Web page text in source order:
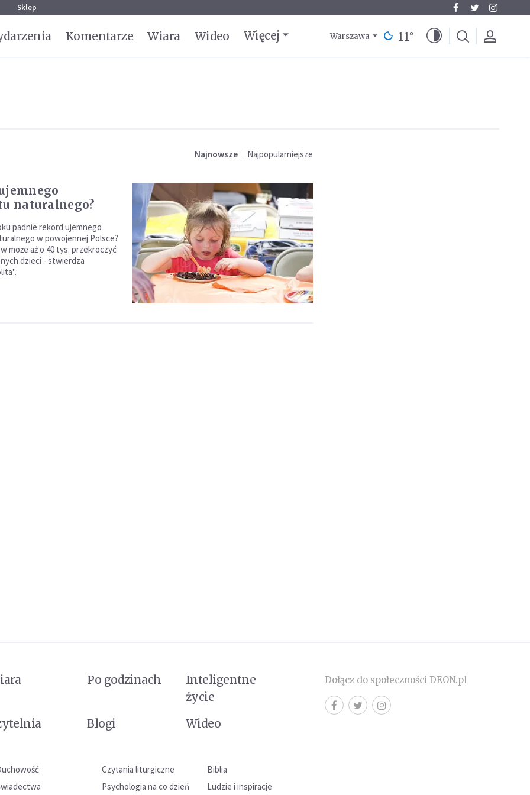
Sklep
Komentarze Wiara Wideo Więcej Warszawa 11°
Najnowsze Najpopularniejsze
naturalnego?
padnie rekord ujemnego
w powojennej Polsce?
może aż o 40 tys. przekroczyć
dzieci - stwierdza
Po godzinach
Inteligentne
życie
Blogi Wideo
Czytania liturgiczne
Biblia
Psychologia na co dzień Ludzie i inspiracje
Dołącz do społeczności DEON.pl